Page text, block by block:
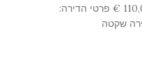
לאורבניקוס מחיר מבוקש: 110,000 € פרטי הדירה:
שקטה